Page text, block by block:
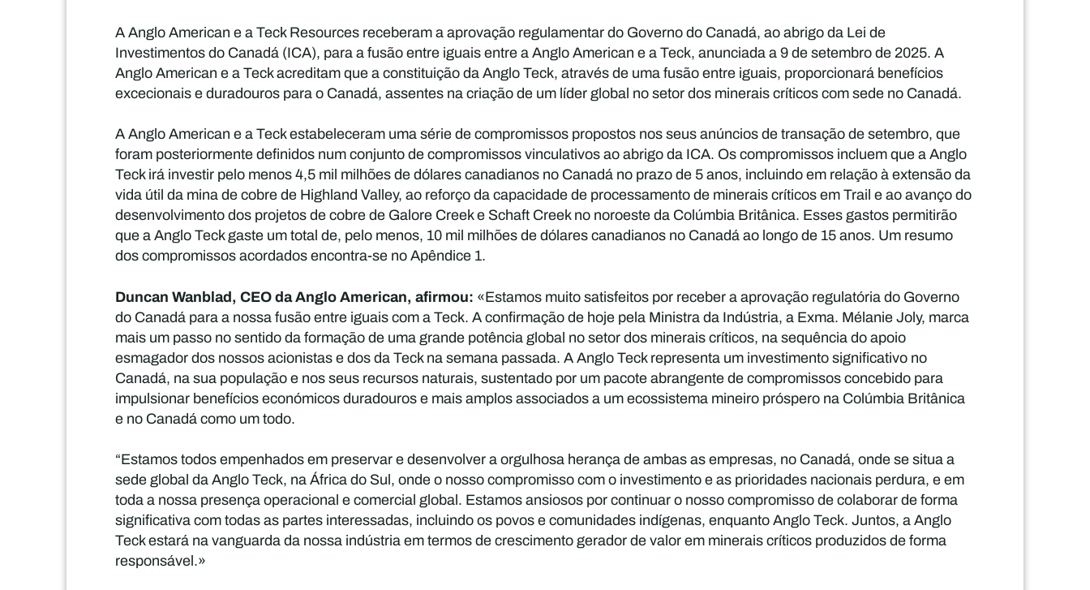
A Anglo American e a Teck Resources receberam a aprovação regulamentar do Governo do Canadá, ao abrigo da Lei de
Investimentos do Canadá (ICA), para a fusão entre iguais entre a Anglo American e a Teck, anunciada a 9 de setembro de 2025. A
Anglo American e a Teck acreditam que a constituição da Anglo Teck, através de uma fusão entre iguais, proporcionará benefícios
excecionais e duradouros para o Canadá, assentes na criação de um líder global no setor dos minerais críticos com sede no Canadá.
A Anglo American e a Teck estabeleceram uma série de compromissos propostos nos seus anúncios de transação de setembro, que
foram posteriormente definidos num conjunto de compromissos vinculativos ao abrigo da ICA. Os compromissos incluem que a Anglo
Teck irá investir pelo menos 4,5 mil milhões de dólares canadianos no Canadá no prazo de 5 anos, incluindo em relação à extensão da
vida útil da mina de cobre de Highland Valley, ao reforço da capacidade de processamento de minerais críticos em Trail e ao avanço do
desenvolvimento dos projetos de cobre de Galore Creek e Schaft Creek no noroeste da Colúmbia Britânica. Esses gastos permitirão
que a Anglo Teck gaste um total de, pelo menos, 10 mil milhões de dólares canadianos no Canadá ao longo de 15 anos. Um resumo
dos compromissos acordados encontra-se no Apêndice 1.
Duncan Wanblad, CEO da Anglo American, afirmou: «Estamos muito satisfeitos por receber a aprovação regulatória do Governo
do Canadá para a nossa fusão entre iguais com a Teck. A confirmação de hoje pela Ministra da Indústria, a Exma. Mélanie Joly, marca
mais um passo no sentido da formação de uma grande potência global no setor dos minerais críticos, na sequência do apoio
esmagador dos nossos acionistas e dos da Teck na semana passada. A Anglo Teck representa um investimento significativo no
Canadá, na sua população e nos seus recursos naturais, sustentado por um pacote abrangente de compromissos concebido para
impulsionar benefícios económicos duradouros e mais amplos associados a um ecossistema mineiro próspero na Colúmbia Britânica
e no Canadá como um todo.
“Estamos todos empenhados em preservar e desenvolver a orgulhosa herança de ambas as empresas, no Canadá, onde se situa a
sede global da Anglo Teck, na África do Sul, onde o nosso compromisso com o investimento e as prioridades nacionais perdura, e em
toda a nossa presença operacional e comercial global. Estamos ansiosos por continuar o nosso compromisso de colaborar de forma
significativa com todas as partes interessadas, incluindo os povos e comunidades indígenas, enquanto Anglo Teck. Juntos, a Anglo
Teck estará na vanguarda da nossa indústria em termos de crescimento gerador de valor em minerais críticos produzidos de forma
responsável.»